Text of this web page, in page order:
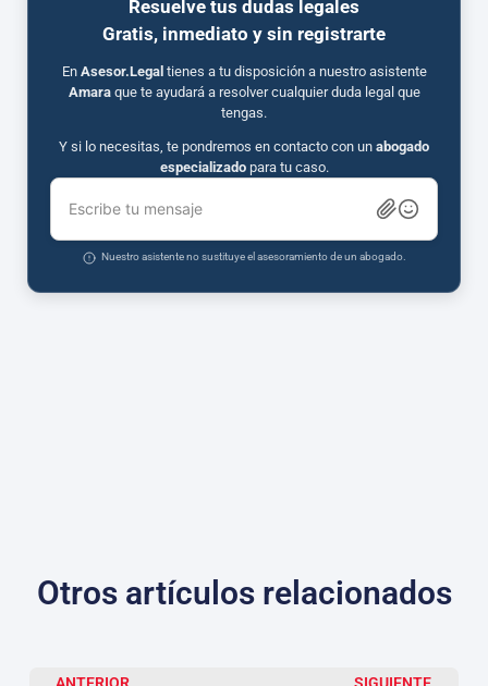
Resuelve tus dudas legales
Gratis, inmediato y sin registrarte
En Asesor.Legal tienes a tu disposición a nuestro asistente
Amaraque te ayudará a resolver cualquier duda legal que
tengas.
Y si lo necesitas, te pondremos en contacto con un abogado
especializadopara tu caso.
Escribe tu mensaje
Nuestro asistente no sustituye el asesoramiento de un abogado.
Otros artículos relacionados
ANTERIOR
SIGUIENTE